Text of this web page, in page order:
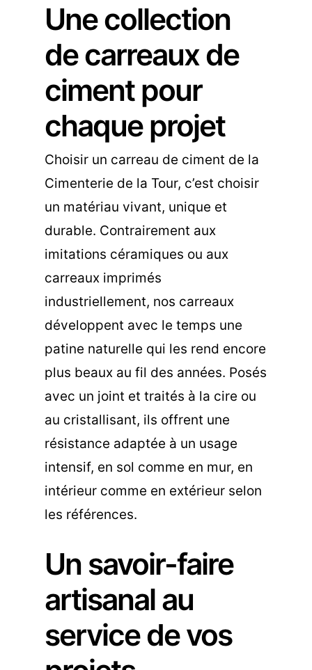
Une collection
de carreaux de
ciment pour
chaque projet
Choisir un carreau de ciment de la
Cimenterie de la Tour, c’est choisir
un matériau vivant, unique et
durable. Contrairement aux
imitations céramiques ou aux
carreaux imprimés
industriellement, nos carreaux
développent avec le temps une
patine naturelle qui les rend encore
plus beaux au fil des années. Posés
avec un joint et traités à la cire ou
au cristallisant, ils offrent une
résistance adaptée à un usage
intensif, en sol comme en mur, en
intérieur comme en extérieur selon
les références.
Un savoir-faire
artisanal au
service de vos